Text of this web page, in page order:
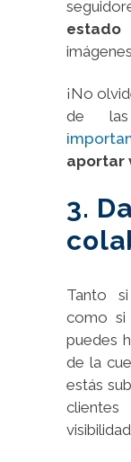
¡No
de
aportar
3.
Tanto
como si
puedes
de la
estás